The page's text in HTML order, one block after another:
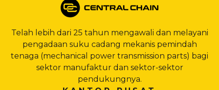
Telah lebih dari 25 tahun mengawali dan melayani
pengadaan suku cadang mekanis pemindah
tenaga (mechanical power transmission parts) bagi
sektor manufaktur dan sektor-sektor
pendukungnya.